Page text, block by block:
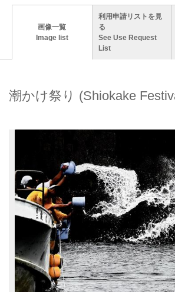
画像一覧
Image list
利用申請リストを見
る
See Use Request
List
潮かけ祭り (Shiokake